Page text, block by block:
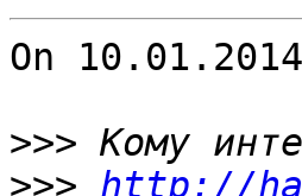
On
>>>
>>> http://